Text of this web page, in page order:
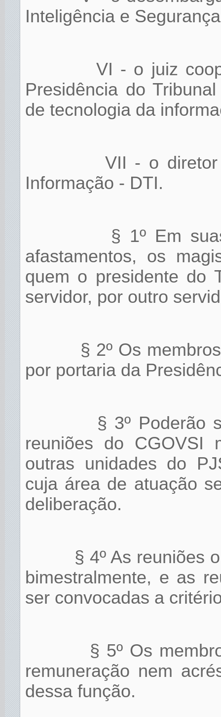
Inteligência e
VI - o juiz
Presidência do
de tecnologia da
VII - o
Informação - DTI.
§ 1º Em
afastamentos, os
quem o presidente do
servidor, por outro
§ 2º Os
por portaria da
§ 3º Poderão
reuniões do CGOVSI
outras unidades do
cuja área de atuação
deliberação.
§ 4º As reuniões
bimestralmente, e as
ser convocadas a
§ 5º Os
remuneração nem
dessa função.